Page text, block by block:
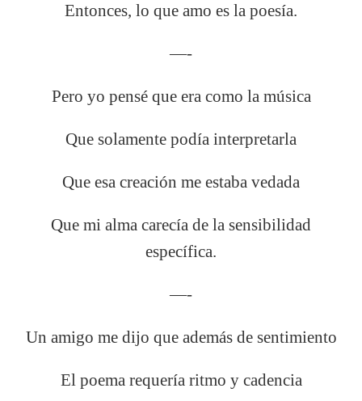
Entonces, lo que amo es la poesía.
—-
Pero yo pensé que era como la música
Que solamente podía interpretarla
Que esa creación me estaba vedada
Que mi alma carecía de la sensibilidad
específica.
—-
Un amigo me dijo que además de sentimiento
El poema requería ritmo y cadencia